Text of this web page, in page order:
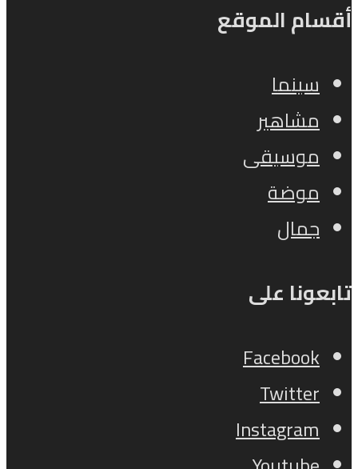
أقسام الموقع
سينما
مشاهير
موسيقى
موضة
جمال
تابعونا على
Facebook
Twitter
Instagram